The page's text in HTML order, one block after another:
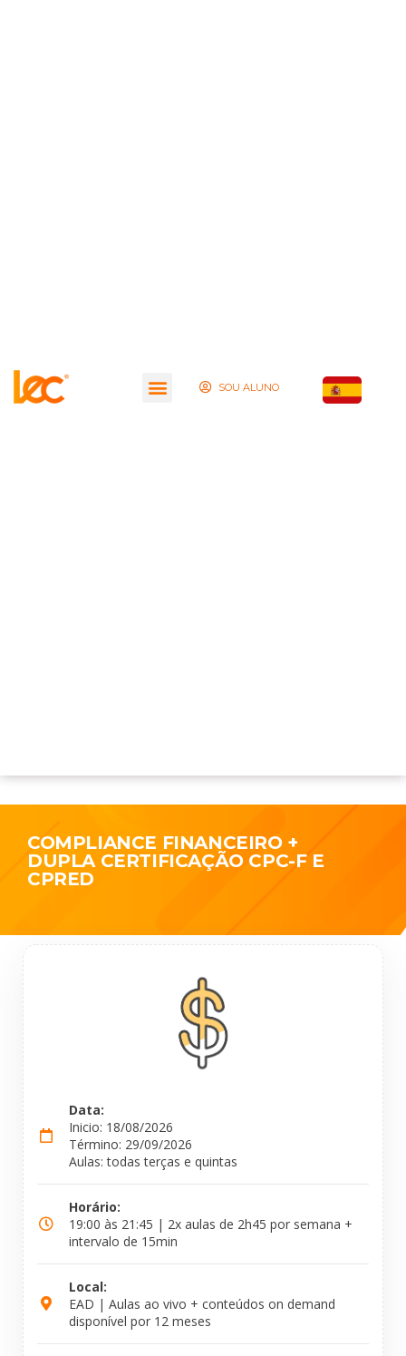
SOU ALUNO
COMPLIANCE FINANCEIRO +
DUPLA CERTIFICAÇÃO CPC-F E
CPRED
Data:
Inicio: 18/08/2026
Término: 29/09/2026
Aulas: todas terças e quintas
Horário:
19:00 às 21:45 | 2x aulas de 2h45 por semana +
intervalo de 15min
Local:
EAD | Aulas ao vivo + conteúdos on demand
disponível por 12 meses